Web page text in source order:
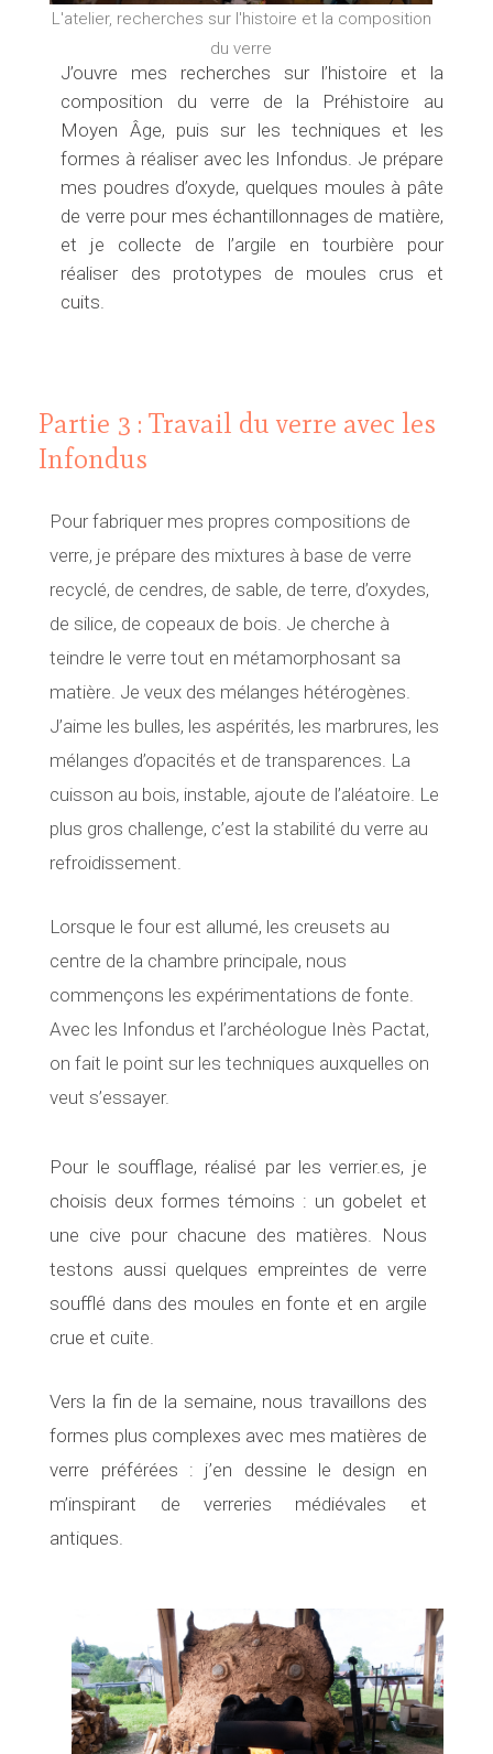
L'atelier, recherches sur l'histoire et la composition
du verre
é
c
é
d
e
n
i
v
a
n
t
J’ouvre mes recherches sur l’histoire et la
composition du verre de la Préhistoire au
Moyen Âge, puis sur les techniques et les
formes à réaliser avec les Infondus. Je prépare
mes poudres d’oxyde, quelques moules à pâte
de verre pour mes échantillonnages de matière,
et je collecte de l’argile en tourbière pour
réaliser des prototypes de moules crus et
cuits.
Partie 3 : Travail du verre avec les
Infondus
Pour fabriquer mes propres compositions de
verre, je prépare des mixtures à base de verre
recyclé, de cendres, de sable, de terre, d’oxydes,
de silice, de copeaux de bois. Je cherche à
teindre le verre tout en métamorphosant sa
matière. Je veux des mélanges hétérogènes.
J’aime les bulles, les aspérités, les marbrures, les
mélanges d’opacités et de transparences. La
cuisson au bois, instable, ajoute de l’aléatoire. Le
plus gros challenge, c’est la stabilité du verre au
refroidissement.
Lorsque le four est allumé, les creusets au
centre de la chambre principale, nous
commençons les expérimentations de fonte.
Avec les Infondus et l’archéologue Inès Pactat,
on fait le point sur les techniques auxquelles on
veut s’essayer.
Pour le soufflage, réalisé par les verrier.es, je
choisis deux formes témoins : un gobelet et
une cive pour chacune des matières. Nous
testons aussi quelques empreintes de verre
soufflé dans des moules en fonte et en argile
crue et cuite.
Vers la fin de la semaine, nous travaillons des
formes plus complexes avec mes matières de
verre préférées : j’en dessine le design en
m’inspirant de verreries médiévales et
antiques.